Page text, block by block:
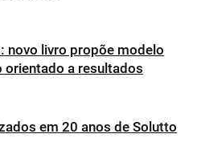
novo livro propõe modelo
orientado a resultados
em 20 anos de Solutto